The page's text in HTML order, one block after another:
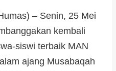
– Senin, 25 Mei
kembali
siswi terbaik MAN
ajang Musabaqah